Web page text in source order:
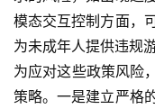
免
费
课
程
模态交互控制方面，
为未成年人提供违规
为应对这些政策风险
策略。一是建立严格